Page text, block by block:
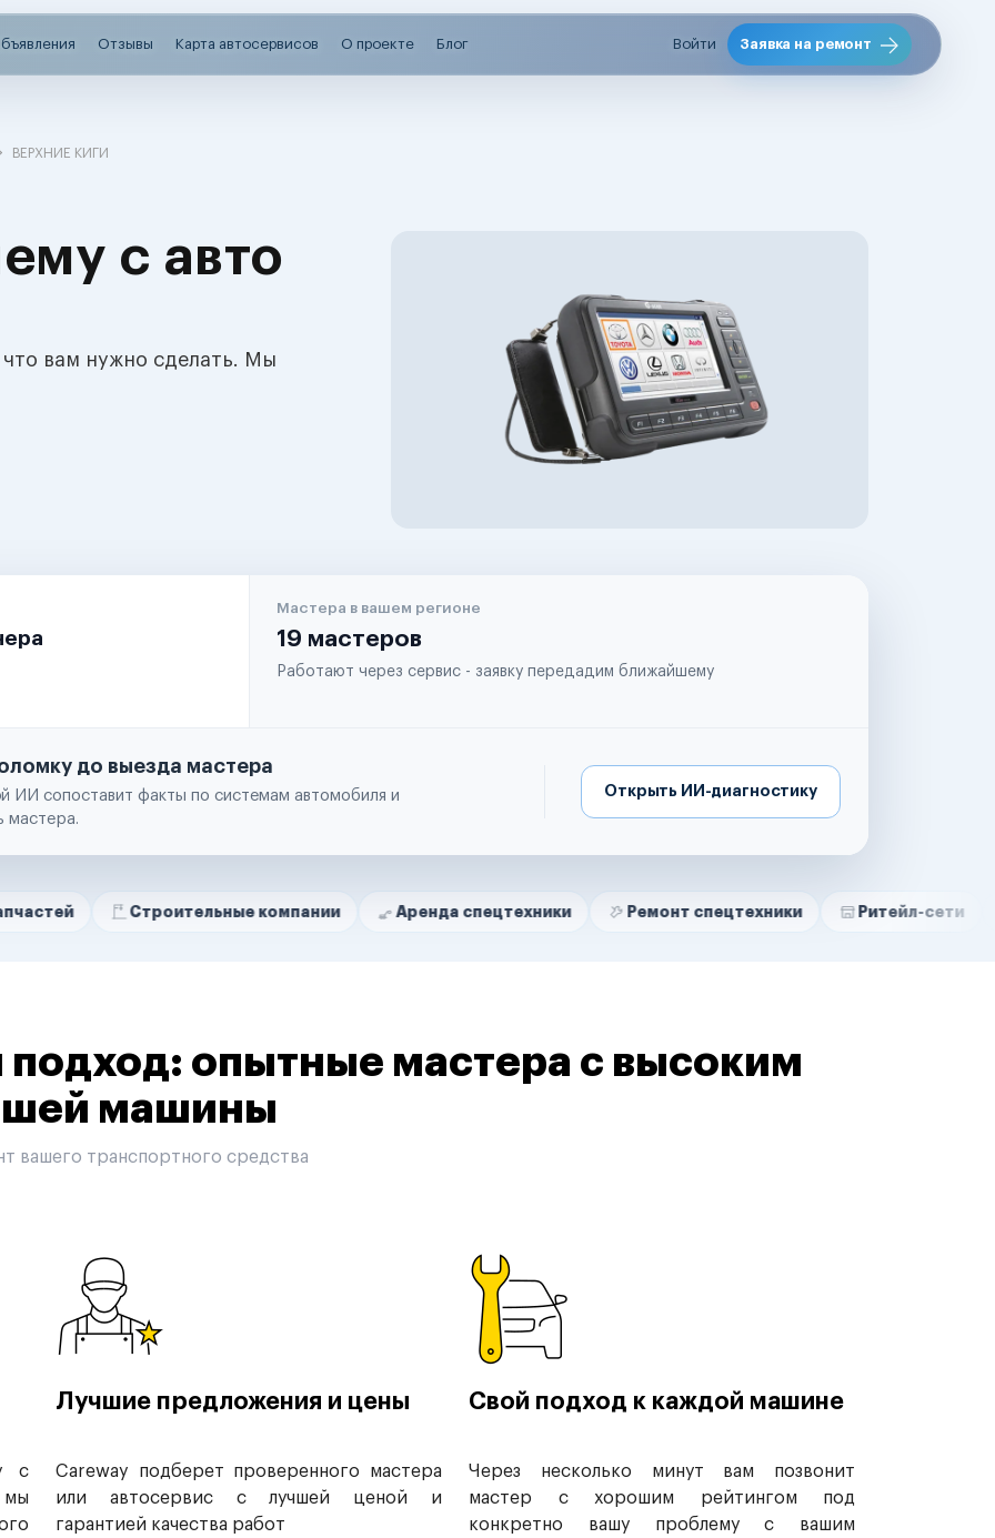
Отзывы Карта автосервисов О проекте Блог Войти Заявка на ремонт
ВЕРХНИЕ КИГИ
с авто
вам нужно сделать. Мы
Мастера в вашем регионе
19 мастеров
Работают через сервис - заявку передадим ближайшему
до выезда мастера
ИИ сопоставит факты по системам автомобиля и
мастера.
Открыть ИИ-диагностику
Строительные компании Аренда спецтехники Ремонт спецтехники Ритейл-сети
опытные мастера с высоким
машины
вашего транспортного средства
с
мы
Лучшие предложения и цены
Careway подберет проверенного мастера
или автосервис с лучшей ценой и
гарантией качества работ
Свой подход к каждой машине
Через несколько минут вам позвонит
мастер с хорошим рейтингом под
конкретно вашу проблему с вашим